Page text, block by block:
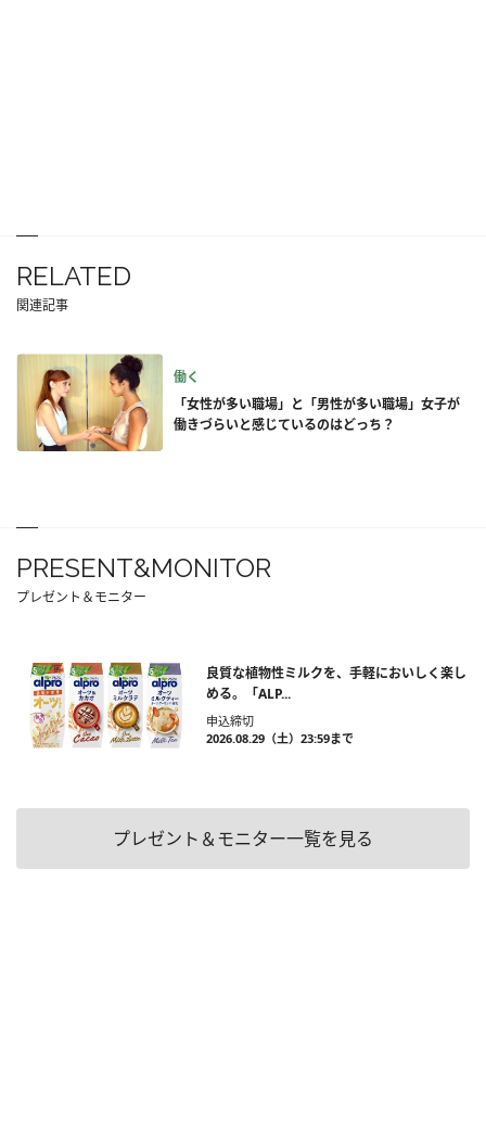
RELATED
関連記事
働く
「女性が多い職場」と「男性が多い職場」女子が
働きづらいと感じているのはどっち？
PRESENT&MONITOR
プレゼント＆モニター
良質な植物性ミルクを、手軽においしく楽し
める。「ALP...
申込締切
2026.08.29（土）23:59まで
プレゼント＆モニター一覧を見る